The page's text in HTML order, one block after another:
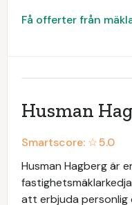
Få offerter från
Husman
Smartscore: ☆5.0
Husman Hagberg är
att erbjuda personlig